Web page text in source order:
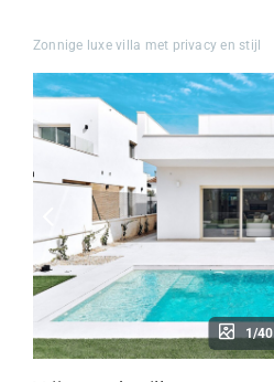
Zonnige luxe villa met privacy en stijl
1/40